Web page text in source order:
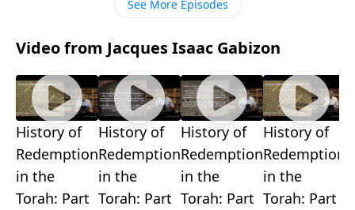
See More Episodes
Video from Jacques Isaac Gabizon
History of
Redemption
in the
Torah: Part
History of
Redemption
in the
Torah: Part
History of
Redemption
in the
Torah: Part
History of
Redemption
in the
Torah: Part